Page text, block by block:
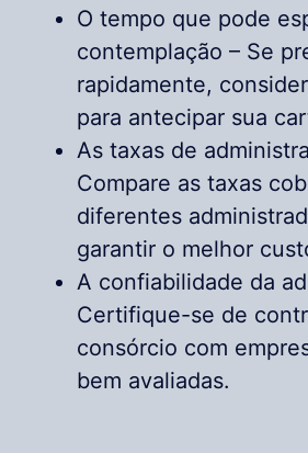
O tempo que pode
contemplação – Se
rapidamente,
para antecipar sua
As taxas de
Compare as taxas
diferentes
garantir o melhor
A confiabilidade da
Certifique-se de
consórcio com
bem avaliadas.